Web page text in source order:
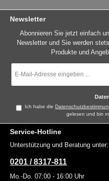
Newsletter
Abonnieren Sie jetzt einfach
Newsletter und Sie werden
Produkte und
Mail-
Ich habe die
gelesen und bin
Service-Hotline
Unterstützung und Beratung unter:
0201 / 8317-811
Mo.-Do. 07:00 - 16:00 Uhr